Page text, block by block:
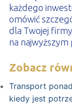
każdego
omówić
dla Twojej
na najwyższym
Zobacz
Transport
kiedy jest